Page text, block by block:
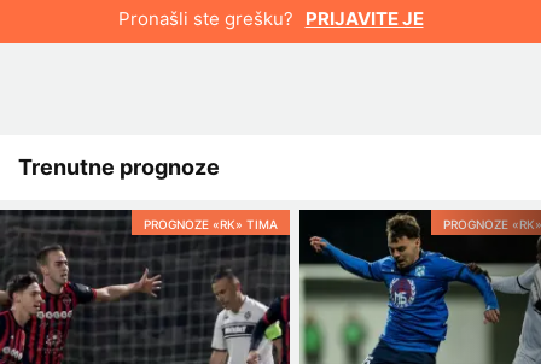
Pronašli ste grešku? PRIJAVITE JE
Trenutne prognoze
PROGNOZE «RK» TIMA PROGNOZE